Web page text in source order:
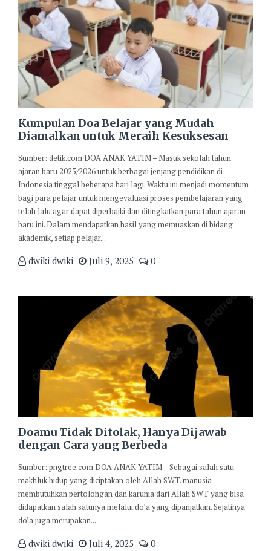
Kumpulan Doa Belajar yang Mudah
Diamalkan untuk Meraih Kesuksesan
Sumber: detik.com DOA ANAK YATIM – Masuk sekolah tahun
ajaran baru 2025/2026 untuk berbagai jenjang pendidikan di
Indonesia tinggal beberapa hari lagi. Waktu ini menjadi momentum
bagi para pelajar untuk mengevaluasi proses pembelajaran yang
telah lalu agar dapat diperbaiki dan ditingkatkan para tahun ajaran
baru ini. Dalam mendapatkan hasil yang memuaskan di bidang
akademik, setiap pelajar...
dwiki dwiki Juli 9, 2025 0
Doamu Tidak Ditolak, Hanya Dijawab
dengan Cara yang Berbeda
Sumber: pngtree.com DOA ANAK YATIM – Sebagai salah satu
makhluk hidup yang diciptakan oleh Allah SWT. manusia
membutuhkan pertolongan dan karunia dari Allah SWT yang bisa
didapatkan salah satunya melalui do’a yang dipanjatkan. Sejatinya
do’a juga merupakan...
dwiki dwiki Juli 4, 2025 0